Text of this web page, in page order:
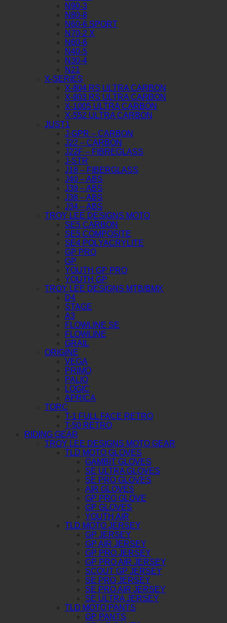
N90-3
N80-8
N60-6 SPORT
N70-2 X
N60-6
N40-5
N30-4
N21
X-SERIES
X-804 RS ULTRA CARBON
X-803 RS ULTRA CARBON
X-1005 ULTRA CARBON
X-552 ULTRA CARBON
JUST1
J-GPR – CARBON
J22 – CARBON
J22F – FIBREGLASS
J-STR
J18 – FIBERGLASS
J40 – ABS
J39 – ABS
J38 – ABS
J34 – ABS
TROY LEE DESIGNS MOTO
SE5 CARBON
SE5 COMPOSITE
SE4 POLYACRYLITE
GP PRO
GP
YOUTH GP PRO
YOUTH GP
TROY LEE DESIGNS MTB/BMX
D4
STAGE
A3
FLOWLINE SE
FLOWLINE
GRAIL
ORIGINE
VEGA
PRIMO
PALIO
LOGIC
APRICA
TORC
T-1 FULL FACE RETRO
T-50 RETRO
RIDING GEAR
TROY LEE DESIGNS MOTO GEAR
TLD MOTO GLOVES
GAMBIT GLOVES
SE ULTRA GLOVES
SE PRO GLOVES
AIR GLOVES
GP PRO GLOVE
GP GLOVES
YOUTH AIR
TLD MOTO JERSEY
GP JERSEY
GP AIR JERSEY
GP PRO JERSEY
GP PRO AIR JERSEY
SCOUT GP JERSEY
SE PRO JERSEY
SE PRO AIR JERSEY
SE ULTRA JERSEY
TLD MOTO PANTS
GP PANTS